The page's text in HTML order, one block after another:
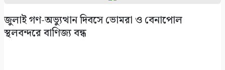
‎জুলাই গণ-অভ্যুত্থান দিবসে ভোমরা ও বেনাপোল
স্থলবন্দরে বাণিজ্য বন্ধ